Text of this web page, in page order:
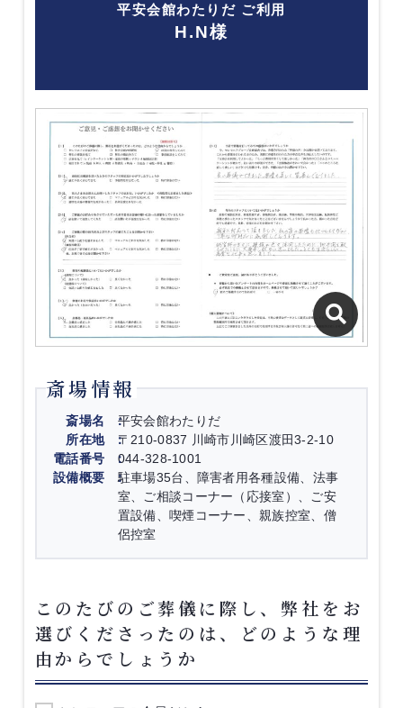
平安会館わたりだ ご利用
H.N様
斎場情報
斎場名
平安会館わたりだ
所在地
〒210-0837 川崎市川崎区渡田3-2-10
電話番号
044-328-1001
設備概要
駐車場35台、障害者用各種設備、法事
室、ご相談コーナー（応接室）、ご安
置設備、喫煙コーナー、親族控室、僧
侶控室
このたびのご葬儀に際し、弊社をお
選びくださったのは、どのような理
由からでしょうか